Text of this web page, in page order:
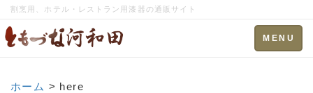
割烹用、ホテル・レストラン用漆器の通販サイト
Toggle
navigation
MENU
ホーム > here